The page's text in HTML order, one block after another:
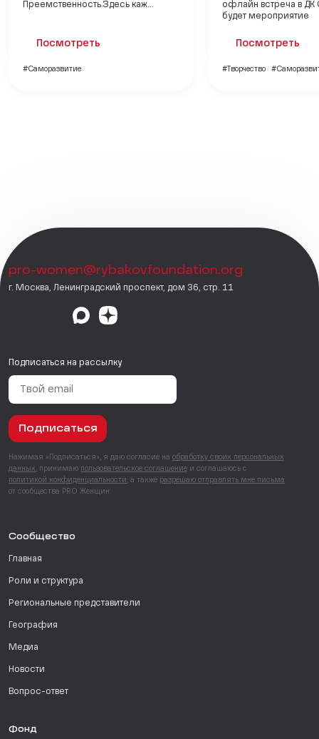
Преемственность.Здесь каж...
Посмотреть
#Саморазвитие
офлайн встреча в ДК
будет мероприятие
Посмотреть
#Творчество
pro-women@rybakovfoundation.org
г. Москва, Ленинградский проспект, дом 36, стр. 11
Подписаться на рассылку
Подписаться
Нажимая «Подписаться», я даю согласие на обработку своих персональных
данных , принимаю пользовательское соглашение и соглашаюсь с
политикой конфиденциальности , а также разрешаю отправлять мне письма
от сообщества PRO Женщин.
Сообщество
Главная
Роли и структура
Региональные представители
География
Медиа
Новости
Вопрос-ответ
Фонд